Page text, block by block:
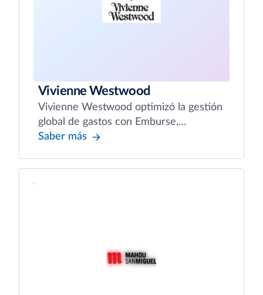
Vivienne Westwood
Vivienne Westwood optimizó la gestión
global de gastos con Emburse,
simplificando los flujos de trabajo en
Saber más